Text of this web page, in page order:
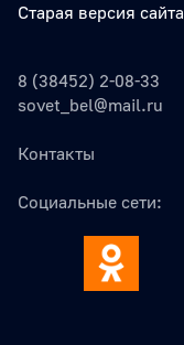
Старая версия сайта
8 (38452) 2-08-33
sovet_bel@mail.ru
Контакты
Социальные сети: